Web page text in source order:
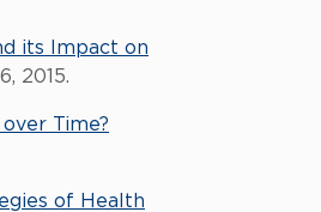
its Impact on
2015.
Time?
of Health